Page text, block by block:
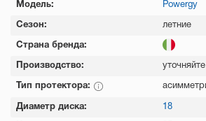
Модель: Powergy
Сезон: летние
Страна бренда:
Производство: уточняйте
Тип протектора:
Диаметр диска: 18